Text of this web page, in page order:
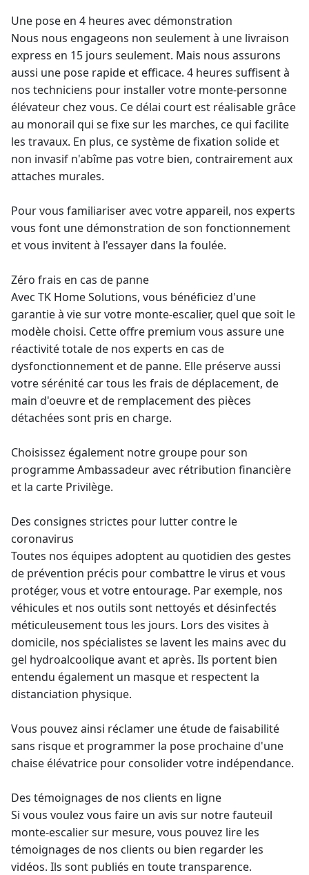
Une pose en 4 heures avec démonstration
Nous nous engageons non seulement à une livraison
express en 15 jours seulement. Mais nous assurons
aussi une pose rapide et efficace. 4 heures suffisent à
nos techniciens pour installer votre monte-personne
élévateur chez vous. Ce délai court est réalisable grâce
au monorail qui se fixe sur les marches, ce qui facilite
les travaux. En plus, ce système de fixation solide et
non invasif n'abîme pas votre bien, contrairement aux
attaches murales.
Pour vous familiariser avec votre appareil, nos experts
vous font une démonstration de son fonctionnement
et vous invitent à l'essayer dans la foulée.
Zéro frais en cas de panne
Avec TK Home Solutions, vous bénéficiez d'une
garantie à viesur votre monte-escalier, quel que soit le
modèle choisi. Cette offre premium vous assure une
réactivité totale de nos experts en cas de
dysfonctionnement et de panne. Elle préserve aussi
votre sérénité car tous les frais de déplacement, de
main d'oeuvre et de remplacement des pièces
détachées sont pris en charge.
Choisissez également notre groupe pour son
programme Ambassadeur avec rétribution financière
et la carte Privilège.
Des consignes strictes pour lutter contre le
coronavirus
Toutes nos équipes adoptent au quotidien des gestes
de prévention précis pour combattre le virus et vous
protéger, vous et votre entourage. Par exemple, nos
véhicules et nos outils sont nettoyés et désinfectés
méticuleusement tous les jours. Lors des visites à
domicile, nos spécialistes se lavent les mains avec du
gel hydroalcoolique avant et après. Ils portent bien
entendu également un masque et respectent la
distanciation physique.
Vous pouvez ainsi réclamer une étude de faisabilité
sans risque et programmer la pose prochaine d'une
chaise élévatrice pour consolider votre indépendance.
Des témoignages de nos clients en ligne
Si vous voulez vous faire un avis sur notre fauteuil
monte-escalier sur mesure, vous pouvez lire les
témoignages de nos clients ou bien regarder les
vidéos. Ils sont publiés en toute transparence.